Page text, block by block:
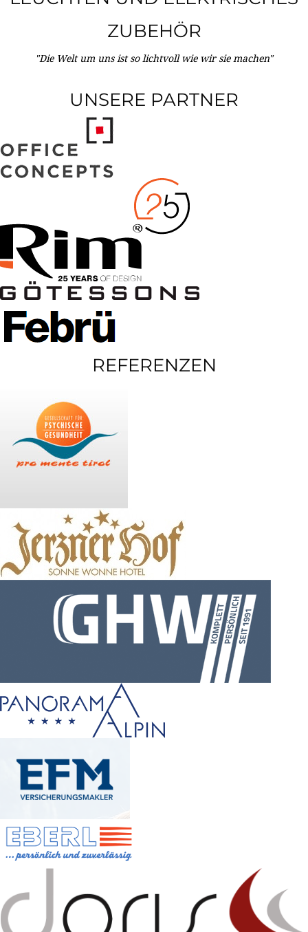
ZUBEHÖR
"Die Welt um uns ist so lichtvoll wie wir sie machen"
UNSERE PARTNER
REFERENZEN